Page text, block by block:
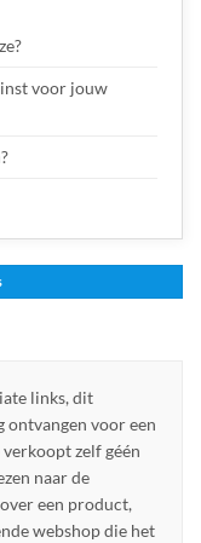
voor jouw
links, dit
ontvangen voor een
zelf géén
naar de
een product,
webshop die het